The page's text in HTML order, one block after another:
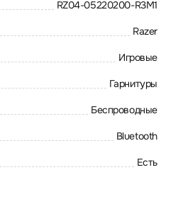
RZ04-05220200-R3M1
Razer
Игровые
Гарнитуры
Беспроводные
Bluetooth
Есть